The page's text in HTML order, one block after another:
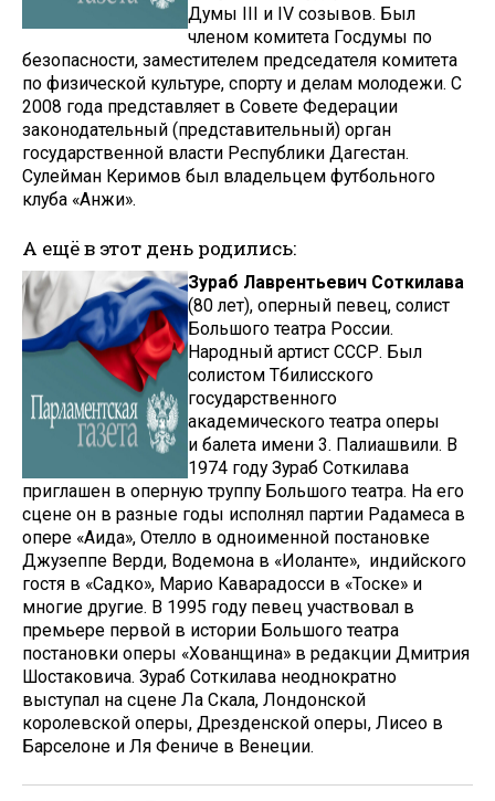
Думы III и IV созывов. Был
членом комитета Госдумы по
безопасности, заместителем председателя комитета
по физической культуре, спорту и делам молодежи. С
2008 года представляет в Совете Федерации
законодательный (представительный) орган
государственной власти Республики Дагестан.
Сулейман Керимов был владельцем футбольного
клуба «Анжи».
А ещё в этот день родились:
Зураб Лаврентьевич Соткилава
(80 лет), оперный певец, солист
Большого театра России.
Народный артист СССР. Был
солистом Тбилисского
государственного
академического театра оперы
и балета имени 3. Палиашвили. В
1974 году Зураб Соткилава
приглашен в оперную труппу Большого театра. На его
сцене он в разные годы исполнял партии Радамеса в
опере «Аида», Отелло в одноименной постановке
Джузеппе Верди, Водемона в «Иоланте», индийского
гостя в «Садко», Марио Каварадосси в «Тоске» и
многие другие. В 1995 году певец участвовал в
премьере первой в истории Большого театра
постановки оперы «Хованщина» в редакции Дмитрия
Шостаковича. Зураб Соткилава неоднократно
выступал на сцене Ла Скала, Лондонской
королевской оперы, Дрезденской оперы, Лисео в
Барселоне и Ля Фениче в Венеции.